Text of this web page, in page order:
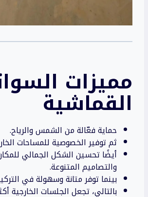
مميزات
القماشية
حماية فعّالة من الشمس والرياح.
ثم توفير الخصوصية للمساحات
أيضًا تحسين الشكل الجمالي
والتصاميم المتنوعة.
بينما توفر متانة وسهولة في
بالتالي، تجعل الجلسات الخارجية